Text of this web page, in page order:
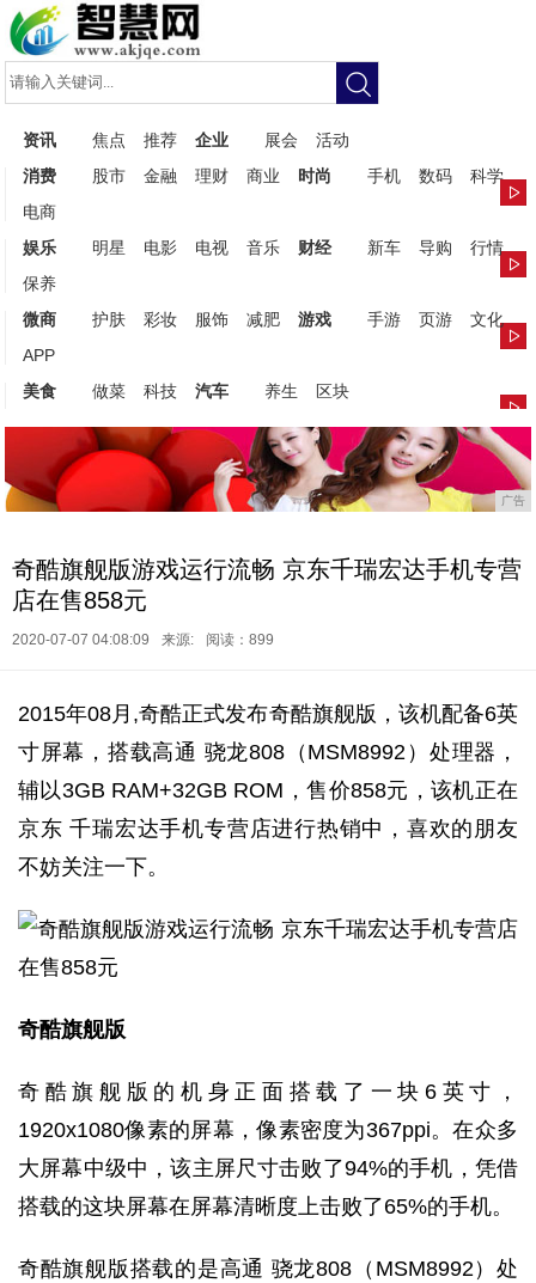
资讯 焦点 推荐 企业 展会
活动
消费
股市 金融 理财 商业 时尚 手机 数码
科学
电商
娱乐
明星 电影 电视 音乐 财经 新车 导购
行情
保养
微商
护肤 彩妆 服饰 减肥 游戏 手游 页游
文化
APP
美食
做菜 科技 汽车 养生 区块
广告
奇酷旗舰版游戏运行流畅 京东千瑞宏达手机专营
店在售858元
2020-07-07 04:08:09 来源: 阅读：899
2015年08月,奇酷正式发布奇酷旗舰版，该机配备6英
寸屏幕，搭载高通 骁龙808（MSM8992）处理器，
辅以3GB RAM+32GB ROM，售价858元，该机正在
京东 千瑞宏达手机专营店进行热销中，喜欢的朋友
不妨关注一下。
奇酷旗舰版
奇酷旗舰版的机身正面搭载了一块6英寸，
1920x1080像素的屏幕，像素密度为367ppi。在众多
大屏幕中级中，该主屏尺寸击败了94%的手机，凭借
搭载的这块屏幕在屏幕清晰度上击败了65%的手机。
奇酷旗舰版搭载的是高通 骁龙808（MSM8992）处